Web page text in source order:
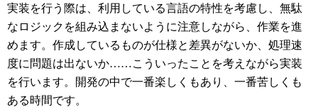
実装を行う際は、利用している言語の特性を考慮し、無駄
なロジックを組み込まないように注意しながら、作業を進
めます。作成しているものが仕様と差異がないか、処理速
度に問題は出ないか……こういったことを考えながら実装
を行います。開発の中で一番楽しくもあり、一番苦しくも
ある時間です。